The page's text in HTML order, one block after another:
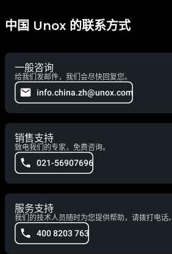
中国 Unox 的联系方式
一般咨询
给我们发邮件，我们会尽快回复您。
info.china.zh@unox.com
销售支持
致电我们的专家，免费咨询。
021-56907696
服务支持
我们的技术人员随时为您提供帮助，请拨打电话。
400 8203 763